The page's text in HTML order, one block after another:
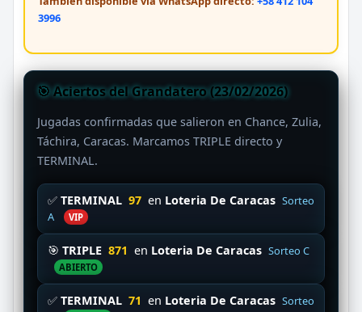
3996
🎯 Aciertos del Grandatero (23/02/2026)
Jugadas confirmadas que salieron en Chance, Zulia,
Táchira, Caracas. Marcamos TRIPLE directo y
TERMINAL.
✅ TERMINAL 97 en Loteria De Caracas Sorteo
A
VIP
🎯 TRIPLE 871 en Loteria De Caracas Sorteo C
ABIERTO
✅ TERMINAL 71 en Loteria De Caracas Sorteo